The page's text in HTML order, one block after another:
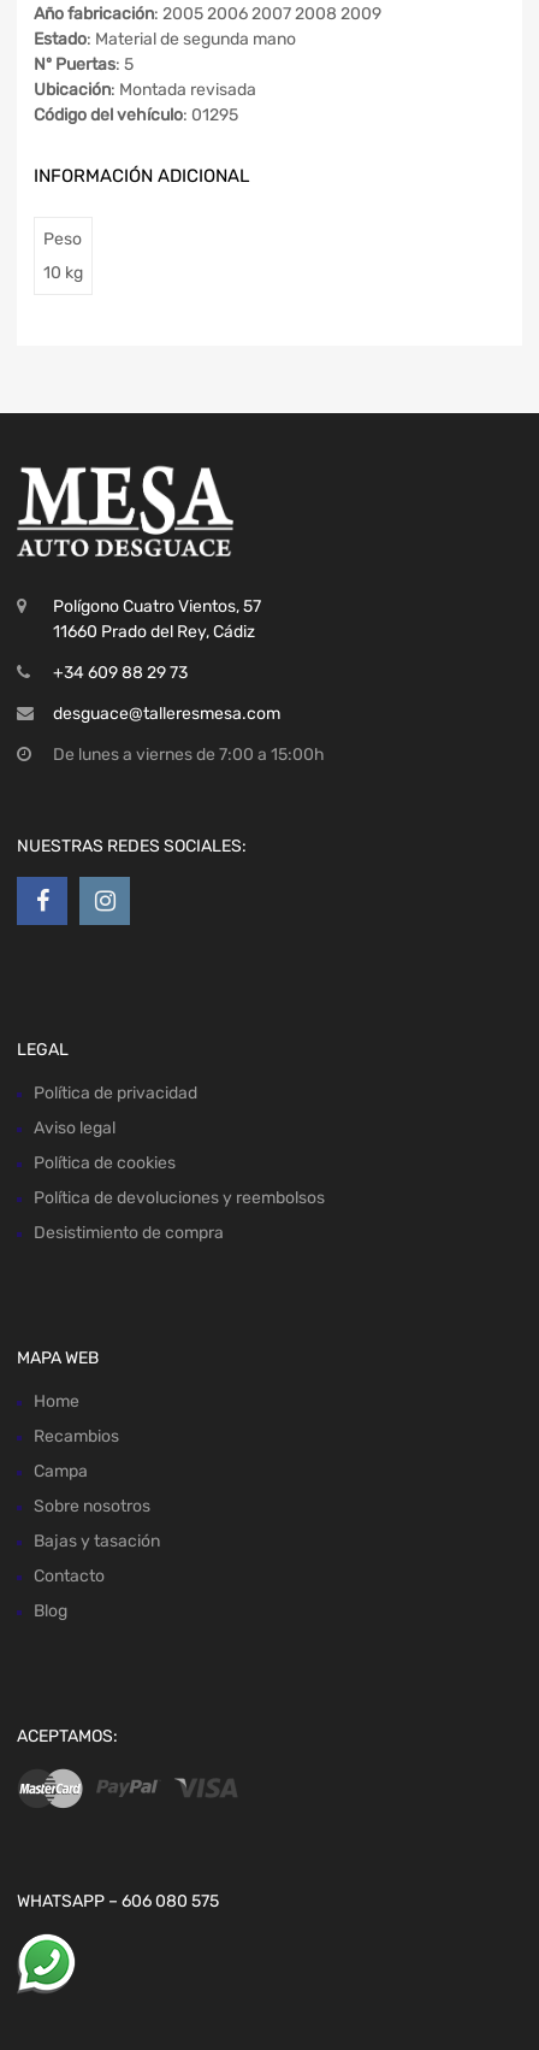
Año fabricación: 2005 2006 2007 2008 2009
Estado: Material de segunda mano
Nº Puertas: 5
Ubicación: Montada revisada
Código del vehículo: 01295
INFORMACIÓN ADICIONAL
Peso
10 kg
Polígono Cuatro Vientos, 57
11660 Prado del Rey, Cádiz
+34 609 88 29 73
desguace@talleresmesa.com
De lunes a viernes de 7:00 a 15:00h
NUESTRAS REDES SOCIALES:
LEGAL
Política de privacidad
Aviso legal
Política de cookies
Política de devoluciones y reembolsos
Desistimiento de compra
MAPA WEB
Home
Recambios
Campa
Sobre nosotros
Bajas y tasación
Contacto
Blog
ACEPTAMOS:
WHATSAPP – 606 080 575